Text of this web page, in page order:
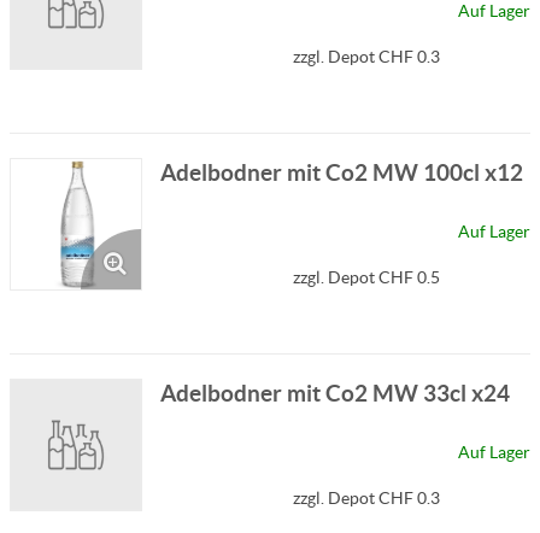
Auf Lager
zzgl. Depot CHF 0.3
Adelbodner mit Co2 MW 100cl x12
Auf Lager
zzgl. Depot CHF 0.5
Adelbodner mit Co2 MW 33cl x24
Auf Lager
zzgl. Depot CHF 0.3